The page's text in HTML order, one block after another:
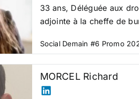
33 ans, Déléguée aux
adjointe à la cheffe de
Social Demain #6 Promo
MORCEL Richard